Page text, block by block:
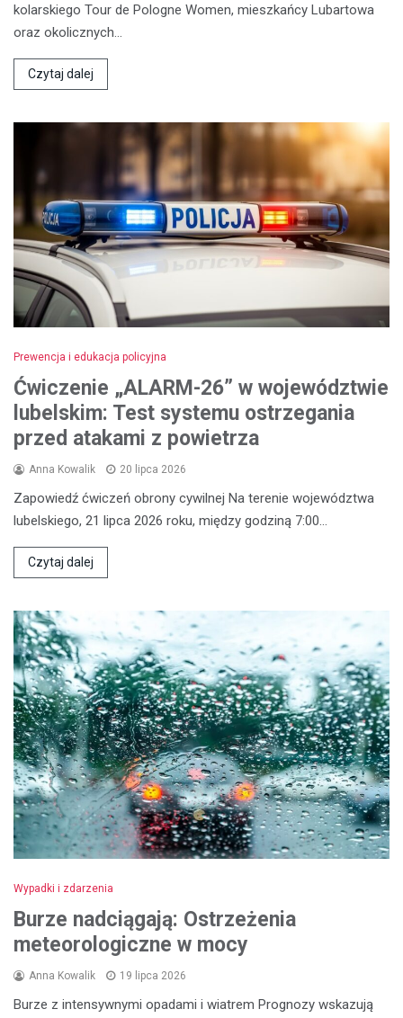
kolarskiego Tour de Pologne Women, mieszkańcy Lubartowa
oraz okolicznych…
Czytaj dalej
Prewencja i edukacja policyjna
Ćwiczenie „ALARM-26” w województwie
lubelskim: Test systemu ostrzegania
przed atakami z powietrza
Anna Kowalik 20 lipca 2026
Zapowiedź ćwiczeń obrony cywilnej Na terenie województwa
lubelskiego, 21 lipca 2026 roku, między godziną 7:00…
Czytaj dalej
Wypadki i zdarzenia
Burze nadciągają: Ostrzeżenia
meteorologiczne w mocy
Anna Kowalik 19 lipca 2026
Burze z intensywnymi opadami i wiatrem Prognozy wskazują